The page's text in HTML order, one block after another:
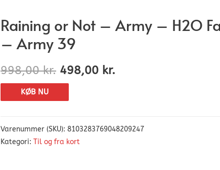
Raining or Not – Army – H2O
– Army 39
998,00kr. 498,00 kr.
KØB NU
Varenummer (SKU): 8103283769048209247
Kategori: Til og fra kort